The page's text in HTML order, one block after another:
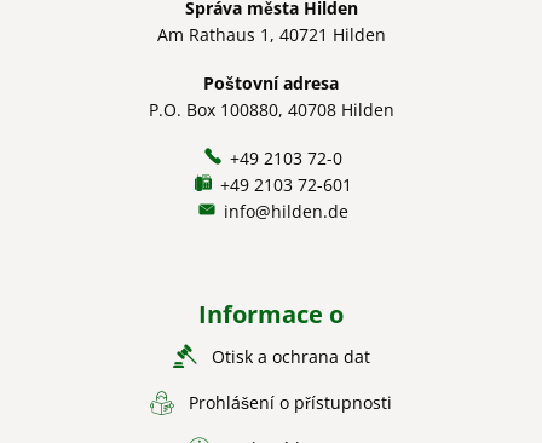
Správa města Hilden
Am Rathaus 1, 40721 Hilden
Poštovní adresa
P.O. Box 100880, 40708 Hilden
+49 2103 72-0
+49 2103 72-601
info@hilden.de
Informace o
Otisk a ochrana dat
Prohlášení o přístupnosti